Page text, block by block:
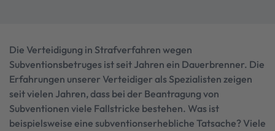
Die Verteidigung in Strafverfahren wegen
Subventionsbetruges ist seit Jahren ein Dauerbrenner. Die
Erfahrungen unserer Verteidiger als Spezialisten zeigen
seit vielen Jahren, dass bei der Beantragung von
Subventionen viele Fallstricke bestehen. Was ist
beispielsweise eine subventionserhebliche Tatsache? Viele